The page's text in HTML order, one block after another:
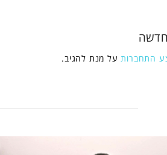
התחברותעל מנת להגיב.